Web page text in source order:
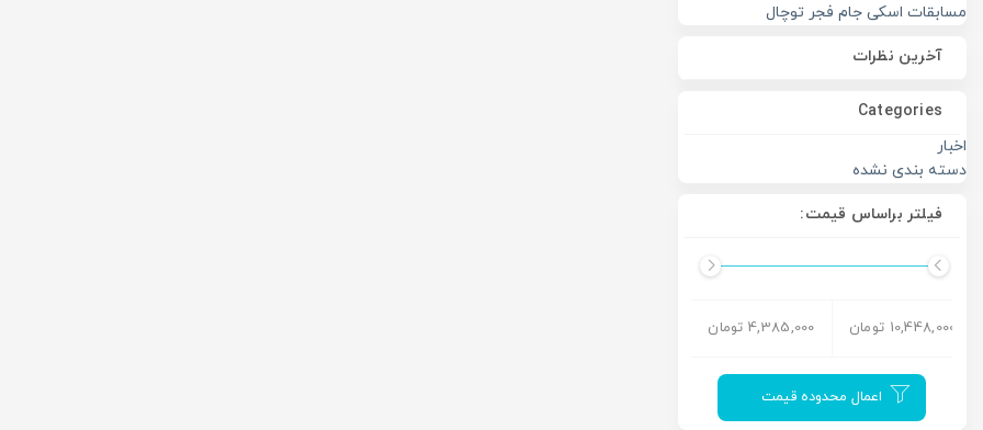
مسابقات اسکی جام فجر توچال
آخرین نظرات
Categories
اخبار
دسته بندی نشده
فیلتر براساس قیمت:
4,385,000 تومان 10,448,000 تومان
اعمال محدوده قیمت